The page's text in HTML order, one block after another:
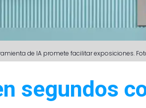
de IA promete facilitar exposiciones.
segundos